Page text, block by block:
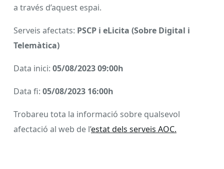
a través d’aquest espai.
Serveis afectats: PSCP i eLicita (Sobre Digital i
Telemàtica)
Data inici: 05/08/2023 09:00h
Data fi: 05/08/2023 16:00h
Trobareu tota la informació sobre qualsevol
afectació al web de l’estat dels serveis AOC.